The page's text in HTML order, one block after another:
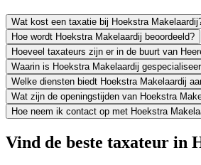
Wat kost een taxatie bij Hoekstra
Hoe wordt Hoekstra Makelaardij beoordeeld?
Hoeveel taxateurs zijn er in de buurt van
Waarin is Hoekstra Makelaardij
Welke diensten biedt Hoekstra Makelaardij
Wat zijn de openingstijden van Hoekstra
Hoe neem ik contact op met Hoekstra
Vind de beste taxateur in